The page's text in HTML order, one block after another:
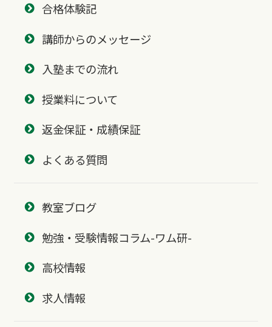
合格体験記
講師からのメッセージ
入塾までの流れ
授業料について
返金保証・成績保証
よくある質問
教室ブログ
勉強・受験情報コラム-ワム研-
高校情報
求人情報